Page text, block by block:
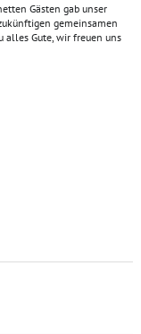
Gästen gab unser
gemeinsamen
alles Gute, wir freuen uns